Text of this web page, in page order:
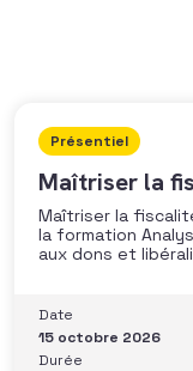
Présentiel
Maîtriser la
Maîtriser la
la formation
aux dons et
situations
Compétences et
Date
15 octobre 2026
Durée